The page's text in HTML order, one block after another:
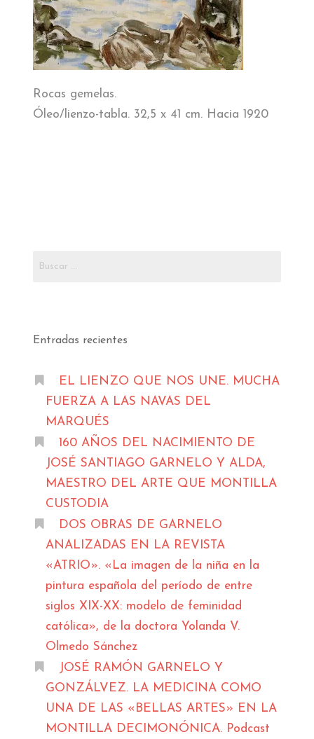
AMIGOS DEL MUSEO
Rocas gemelas.
Óleo/lienzo-tabla. 32,5 x 41 cm. Hacia 1920
Entradas recientes
EL LIENZO QUE NOS UNE. MUCHA
FUERZA A LAS NAVAS DEL
MARQUÉS
160 AÑOS DEL NACIMIENTO DE
JOSÉ SANTIAGO GARNELO Y ALDA,
MAESTRO DEL ARTE QUE MONTILLA
CUSTODIA
DOS OBRAS DE GARNELO
ANALIZADAS EN LA REVISTA
«ATRIO». «La imagen de la niña en la
pintura española del período de entre
siglos XIX-XX: modelo de feminidad
católica», de la doctora Yolanda V.
Olmedo Sánchez
JOSÉ RAMÓN GARNELO Y
GONZÁLVEZ. LA MEDICINA COMO
UNA DE LAS «BELLAS ARTES» EN LA
MONTILLA DECIMONÓNICA. Podcast